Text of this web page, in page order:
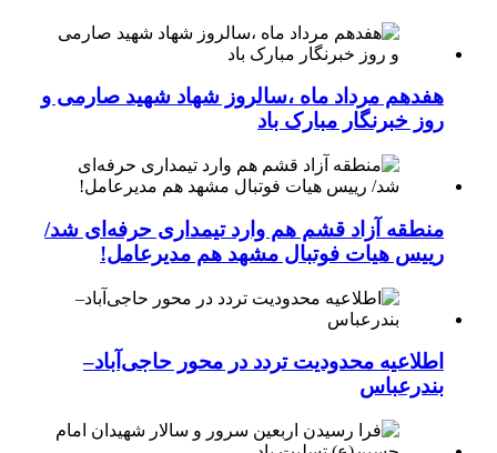
هفدهم مرداد ماه ،سالروز شهاد شهید صارمی و
روز خبرنگار مبارک باد
منطقه آزاد قشم هم وارد تیمداری حرفه‌ای شد/
رییس هیات فوتبال مشهد هم مدیرعامل!
اطلاعیه محدودیت تردد در محور حاجی‌آباد–
بندرعباس